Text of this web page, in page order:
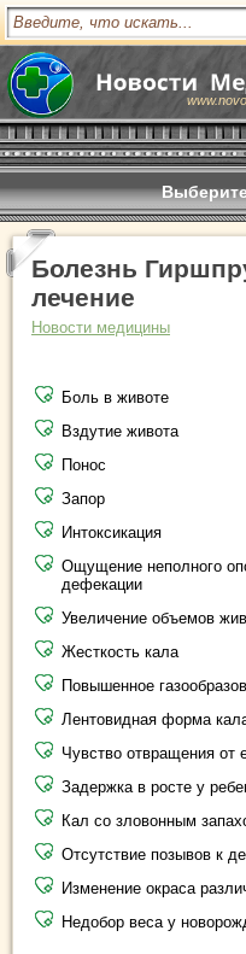
Болезнь
лечение
Новости медицины
Боль в животе
Вздутие живота
Понос
Запор
Интоксикация
Ощущение неполного
дефекации
Увеличение объемов
Жесткость кала
Повышенное
Лентовидная форма
Чувство отвращения от
Задержка в росте у
Кал со зловонным
Отсутствие позывов к
Изменение окраса
Недобор веса у